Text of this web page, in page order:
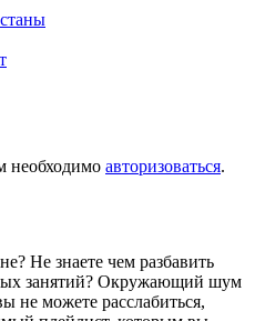
необходимо авторизоваться.
Не знаете чем разбавить
занятий? Окружающий шум
не можете расслабиться,